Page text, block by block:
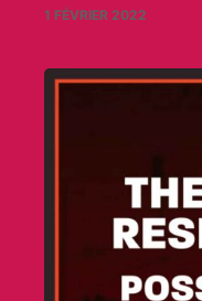
1 FÉVRIER 2022